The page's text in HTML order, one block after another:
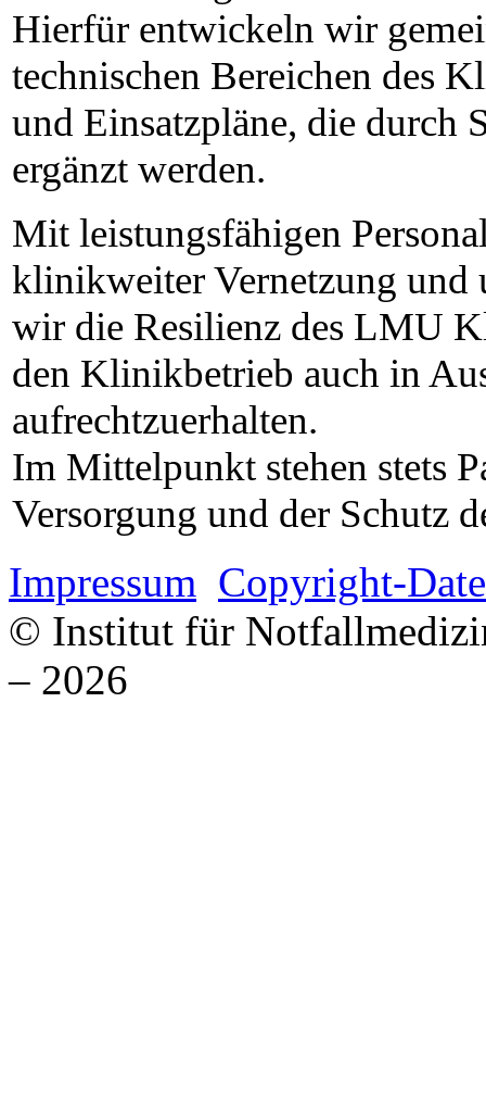
Hierfür entwickeln wir
technischen Bereichen des
und Einsatzpläne, die durch
ergänzt werden.
Mit leistungsfähigen
klinikweiter Vernetzung und
wir die Resilienz des LMU
den Klinikbetrieb auch in
aufrechtzuerhalten.
Im Mittelpunkt stehen stets
Versorgung und der Schutz
Impressum Copyright-
© Institut für
– 2026